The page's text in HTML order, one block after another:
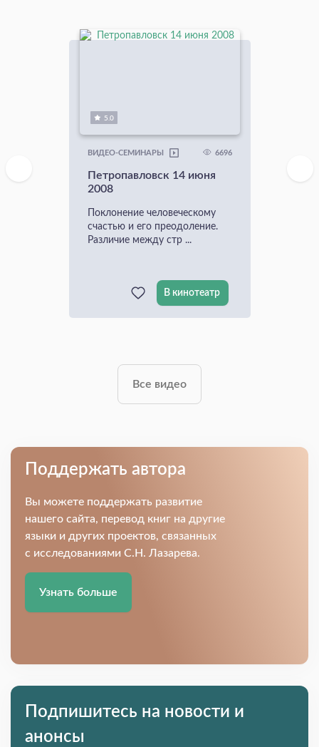
5.0
ВИДЕО-СЕМИНАРЫ 6696
Петропавловск 14 июня
2008
Поклонение человеческому
счастью и его преодоление.
Различие между стр ...
В кинотеатр
Все видео
Поддержать автора
Вы можете поддержать развитие
нашего сайта, перевод книг на другие
языки и других проектов, связанных
с исследованиями С.Н. Лазарева.
Узнать больше
Подпишитесь на новости и
анонсы